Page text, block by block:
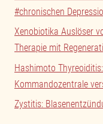
#chronischen
Xenobiotika Auslöser
Therapie mit
Hashimoto
Kommandozentrale
Zystitis: